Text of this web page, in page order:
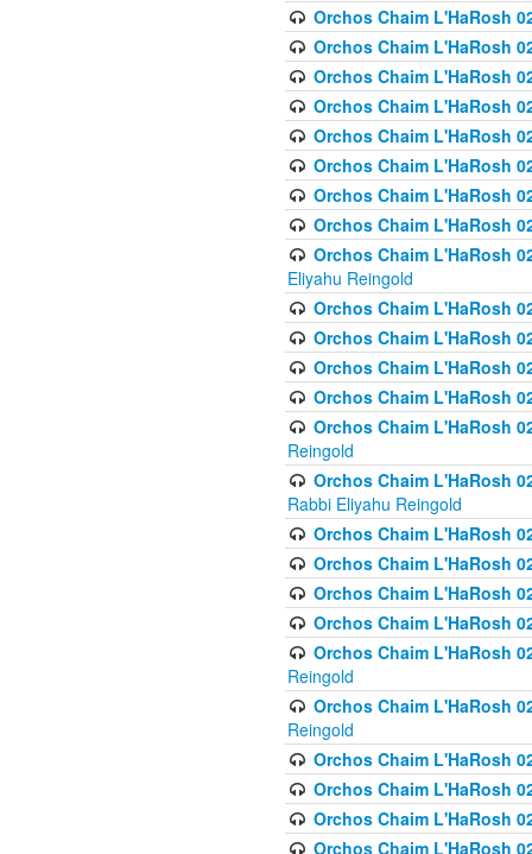
Orchos Chaim L'HaRosh
Orchos Chaim L'HaRosh
Orchos Chaim L'HaRosh
Orchos Chaim L'HaRosh
Orchos Chaim L'HaRosh
Orchos Chaim L'HaRosh
Orchos Chaim L'HaRosh
Orchos Chaim L'HaRosh
Orchos Chaim L'HaRosh
Eliyahu Reingold
Orchos Chaim L'HaRosh
Orchos Chaim L'HaRosh
Orchos Chaim L'HaRosh
Orchos Chaim L'HaRosh
Orchos Chaim L'HaRosh
Reingold
Orchos Chaim L'HaRosh
Rabbi Eliyahu Reingold
Orchos Chaim L'HaRosh
Orchos Chaim L'HaRosh
Orchos Chaim L'HaRosh
Orchos Chaim L'HaRosh
Orchos Chaim L'HaRosh
Reingold
Orchos Chaim L'HaRosh
Reingold
Orchos Chaim L'HaRosh
Orchos Chaim L'HaRosh
Orchos Chaim L'HaRosh
Orchos Chaim L'HaRosh